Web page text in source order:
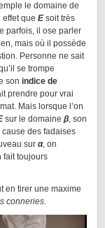
le domaine de
effet que Esoit très
parfois, il ose parler
mais où il possède
Personne ne sait
se trompe
son indice de
prendre pour vrai
Mais lorsque l’on
sur le domaine β, son
des fadaises
sur α, on
fait toujours
en tirer une maxime
conneries.